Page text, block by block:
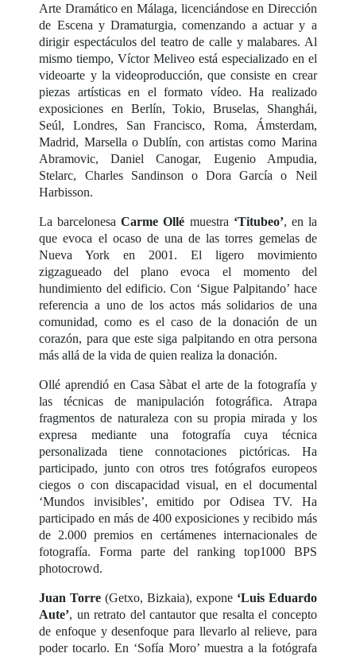
Arte Dramático en Málaga, licenciándose en Dirección
de Escena y Dramaturgia, comenzando a actuar y a
dirigir espectáculos del teatro de calle y malabares. Al
mismo tiempo, Víctor Meliveo está especializado en el
videoarte y la videoproducción, que consiste en crear
piezas artísticas en el formato vídeo. Ha realizado
exposiciones en Berlín, Tokio, Bruselas, Shanghái,
Seúl, Londres, San Francisco, Roma, Ámsterdam,
Madrid, Marsella o Dublín, con artistas como Marina
Abramovic, Daniel Canogar, Eugenio Ampudia,
Stelarc, Charles Sandinson o Dora García o Neil
Harbisson.
La barcelonesaCarme Ollé muestra ‘Titubeo’, en la
que evoca el ocaso de una de las torres gemelas de
Nueva York en 2001. El ligero movimiento
zigzagueado del plano evoca el momento del
hundimiento del edificio. Con ‘Sigue Palpitando’ hace
referencia a uno de los actos más solidarios de una
comunidad, como es el caso de la donación de un
corazón, para que este siga palpitando en otra persona
más allá de la vida de quien realiza la donación.
Ollé aprendió en Casa Sàbat el arte de la fotografía y
las técnicas de manipulación fotográfica. Atrapa
fragmentos de naturaleza con su propia mirada y los
expresa mediante una fotografía cuya técnica
personalizada tiene connotaciones pictóricas. Ha
participado, junto con otros tres fotógrafos europeos
ciegos o con discapacidad visual, en el documental
‘Mundos invisibles’, emitido por Odisea TV. Ha
participado en más de 400 exposiciones y recibido más
de 2.000 premios en certámenes internacionales de
fotografía. Forma parte del ranking top1000 BPS
photocrowd.
Juan Torre (Getxo, Bizkaia), expone ‘Luis Eduardo
Aute’, un retrato del cantautor que resalta el concepto
de enfoque y desenfoque para llevarlo al relieve, para
poder tocarlo. En ‘Sofía Moro’ muestra a la fotógrafa